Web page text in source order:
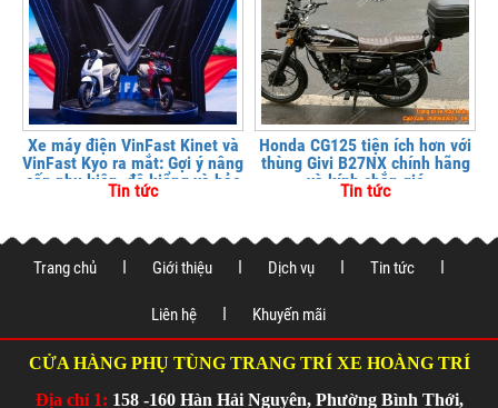
Xe máy điện VinFast Kinet và
VinFast Kyo ra mắt: Gợi ý nâng
cấp phụ kiện, độ kiểng và bảo
vệ xe tại
Tin tức
Honda CG125 tiện ích hơn với
thùng Givi B27NX chính hãng
và kính chắn gió
Tin tức
Trang chủ Giới thiệu Dịch vụ Tin tức
Liên hệ Khuyến mãi
CỬA HÀNG PHỤ TÙNG TRANG TRÍ XE HOÀNG TRÍ
Địa chỉ 1: 158 -160 Hàn Hải Nguyên, Phường Bình Thới,